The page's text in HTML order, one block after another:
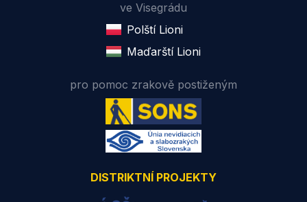
ve Visegrádu
Polští Lioni
Maďarští Lioni
pro pomoc zrakově postiženým
DISTRIKTNÍ PROJEKTY